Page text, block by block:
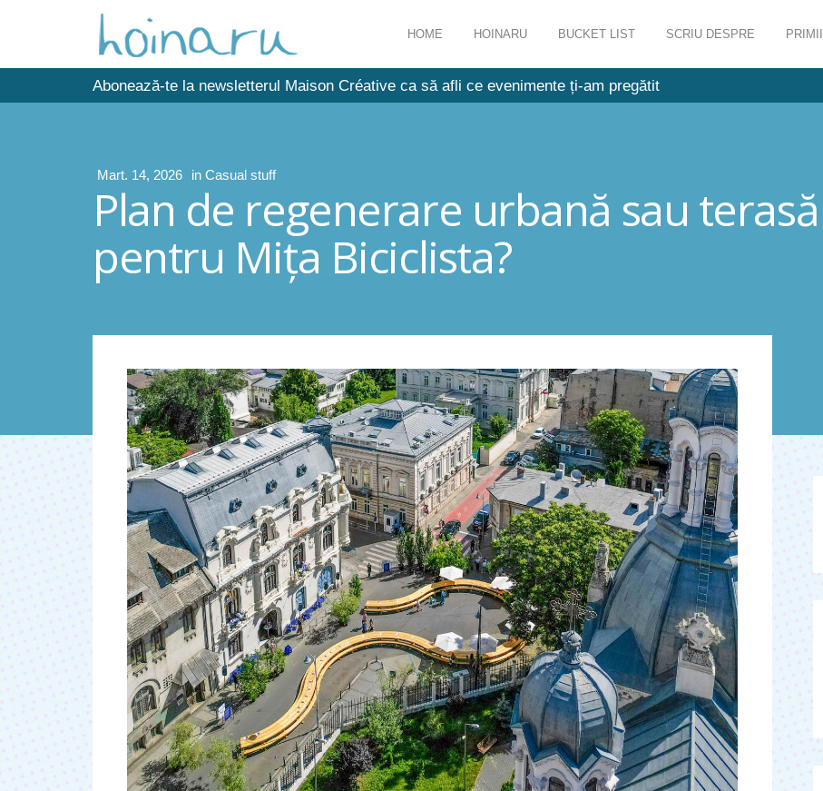
HOME HOINARU BUCKET LIST SCRIU DESPRE
Abonează-te la newsletterul Maison Créative ca să afli ce evenimente ți-am pregătit
Mart. 14, 2026 in Casual stuff
Plan de regenerare urbană sau
pentru Mița Biciclista?